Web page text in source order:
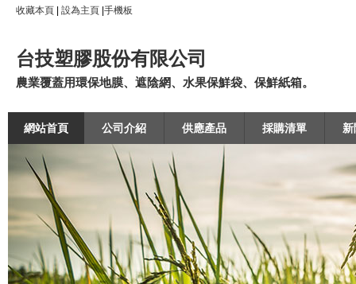
收藏本頁 設為主頁 手機板
台技塑膠股份有限公司
農業覆蓋用環保地膜、遮陰網、水果保鮮袋、保鮮紙箱。
網站首頁 公司介紹 供應產品 採購清單